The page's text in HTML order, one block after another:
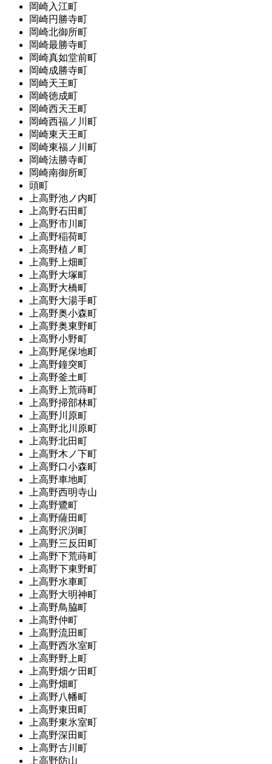
岡崎入江町
岡崎円勝寺町
岡崎北御所町
岡崎最勝寺町
岡崎真如堂前町
岡崎成勝寺町
岡崎天王町
岡崎徳成町
岡崎西天王町
岡崎西福ノ川町
岡崎東天王町
岡崎東福ノ川町
岡崎法勝寺町
岡崎南御所町
頭町
上高野池ノ内町
上高野石田町
上高野市川町
上高野稲荷町
上高野植ノ町
上高野上畑町
上高野大塚町
上高野大橋町
上高野大湯手町
上高野奥小森町
上高野奥東野町
上高野小野町
上高野尾保地町
上高野鐘突町
上高野釜土町
上高野上荒蒔町
上高野掃部林町
上高野川原町
上高野北川原町
上高野北田町
上高野木ノ下町
上高野口小森町
上高野車地町
上高野西明寺山
上高野鷺町
上高野薩田町
上高野沢渕町
上高野三反田町
上高野下荒蒔町
上高野下東野町
上高野水車町
上高野大明神町
上高野鳥脇町
上高野仲町
上高野流田町
上高野西氷室町
上高野野上町
上高野畑ケ田町
上高野畑町
上高野八幡町
上高野東田町
上高野東氷室町
上高野深田町
上高野古川町
上高野防山